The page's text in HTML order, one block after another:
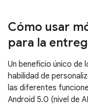
Cómo usar
para la
Un beneficio único de
habilidad de
las diferentes
Android 5.0 (nivel de